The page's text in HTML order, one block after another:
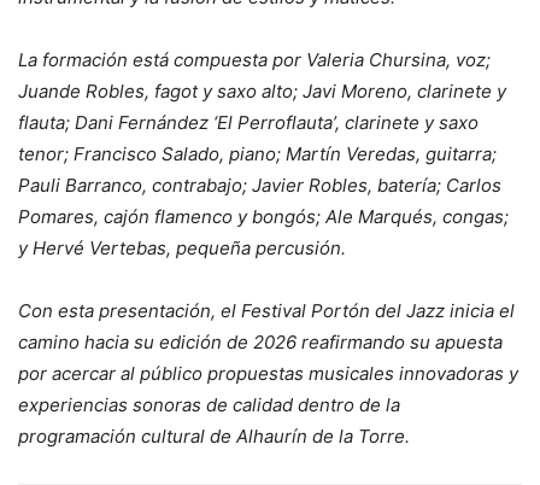
La formación está compuesta por Valeria Chursina, voz;
Juande Robles, fagot y saxo alto; Javi Moreno, clarinete y
flauta; Dani Fernández ‘El Perroflauta’, clarinete y saxo
tenor; Francisco Salado, piano; Martín Veredas, guitarra;
Pauli Barranco, contrabajo; Javier Robles, batería; Carlos
Pomares, cajón flamenco y bongós; Ale Marqués, congas;
y Hervé Vertebas, pequeña percusión.
Con esta presentación, el Festival Portón del Jazz inicia el
camino hacia su edición de 2026 reafirmando su apuesta
por acercar al público propuestas musicales innovadoras y
experiencias sonoras de calidad dentro de la
programación cultural de Alhaurín de la Torre.